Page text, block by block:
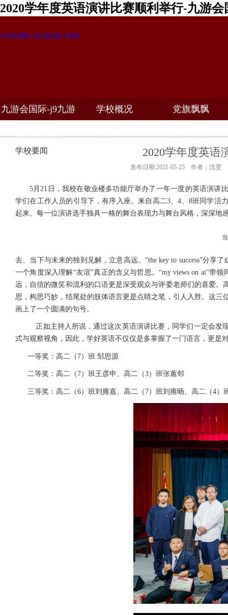
2020学年度英语演讲比赛顺利举行-九游会
九游会国际-j9九游会真人游戏
九游会国际-j9九游 学校概况 党旗飘飘
学校要闻 2020学年度英语
发布日期:2021-05-25 作者：沈雯
5月21 日，我校在敬业楼多功能厅举办了一年一度的英语演讲
学们在工作人员的引导下，有序入座。来自高二3、4、 8班同学活
起来。每一位演讲选手独具一格的舞台表现力与舞台风格，深深地
去、当下与未来的独到见解，立意高远。“the key to success”分享了
一个角度深入理解“友谊”真正的含义与哲思。“my views on ai”带领
远，自信的微笑和流利的口语更是深受观众与评委老师们的喜爱。
思，构思巧妙，结尾处的肢体语言更是点睛之笔，引人入胜。这
画上了一个圆满的句号。
正如主持人所说，通过这次英语演讲比赛，同学们一定会
式与观察视角，因此，学好英语不仅仅是多掌握了一门语言，更是
一等奖：高二（ 7）班 邹思源
二等奖：高二（ 7）班王彦申、高二（3）班张蕙邻
三等奖：高二（6）班刘雍嘉、高二（ 7）班刘雍旸、高二（4）